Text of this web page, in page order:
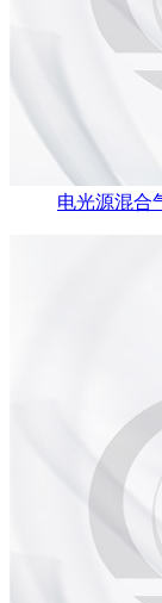
电光源混合